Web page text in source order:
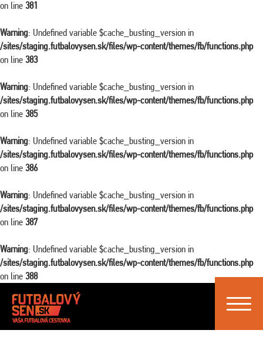
on line 381
Warning: Undefined variable $cache_busting_version in
/sites/staging.futbalovysen.sk/files/wp-content/themes/fb/functions.php
on line 383
Warning: Undefined variable $cache_busting_version in
/sites/staging.futbalovysen.sk/files/wp-content/themes/fb/functions.php
on line 385
Warning: Undefined variable $cache_busting_version in
/sites/staging.futbalovysen.sk/files/wp-content/themes/fb/functions.php
on line 386
Warning: Undefined variable $cache_busting_version in
/sites/staging.futbalovysen.sk/files/wp-content/themes/fb/functions.php
on line 387
Warning: Undefined variable $cache_busting_version in
/sites/staging.futbalovysen.sk/files/wp-content/themes/fb/functions.php
on line 388
Toggle